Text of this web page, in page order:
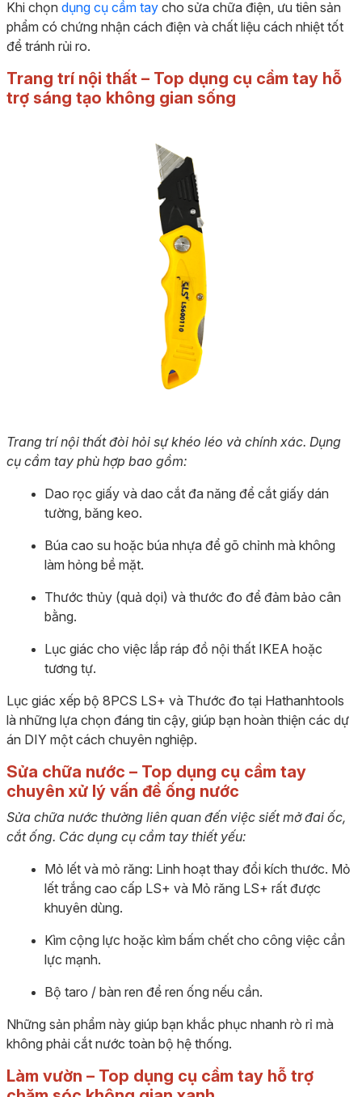
Khi chọn dụng cụ cầm tay cho sửa chữa điện, ưu tiên sản
phẩm có chứng nhận cách điện và chất liệu cách nhiệt tốt
để tránh rủi ro.
Trang trí nội thất – Top dụng cụ cầm tay hỗ
trợ sáng tạo không gian sống
Trang trí nội thất đòi hỏi sự khéo léo và chính xác. Dụng
cụ cầm tay phù hợp bao gồm:
Dao rọc giấy và dao cắt đa năng để cắt giấy dán
tường, băng keo.
Búa cao su hoặc búa nhựa để gõ chỉnh mà không
làm hỏng bề mặt.
Thước thủy (quả dọi) và thước đo để đảm bảo cân
bằng.
Lục giác cho việc lắp ráp đồ nội thất IKEA hoặc
tương tự.
Lục giác xếp bộ 8PCS LS+ và Thước đo tại Hathanhtools
là những lựa chọn đáng tin cậy, giúp bạn hoàn thiện các dự
án DIY một cách chuyên nghiệp.
Sửa chữa nước – Top dụng cụ cầm tay
chuyên xử lý vấn đề ống nước
Sửa chữa nước thường liên quan đến việc siết mở đai ốc,
cắt ống. Các dụng cụ cầm tay thiết yếu:
Mỏ lết và mỏ răng: Linh hoạt thay đổi kích thước. Mỏ
lết trắng cao cấp LS+ và Mỏ răng LS+ rất được
khuyên dùng.
Kìm cộng lực hoặc kìm bấm chết cho công việc cần
lực mạnh.
Bộ taro / bàn ren để ren ống nếu cần.
Những sản phẩm này giúp bạn khắc phục nhanh rò rỉ mà
không phải cắt nước toàn bộ hệ thống.
Làm vườn – Top dụng cụ cầm tay hỗ trợ